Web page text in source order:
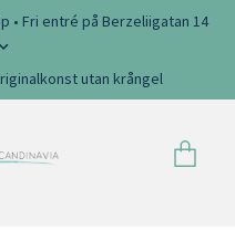
• Fri entré på Berzeliigatan 14
utan krångel